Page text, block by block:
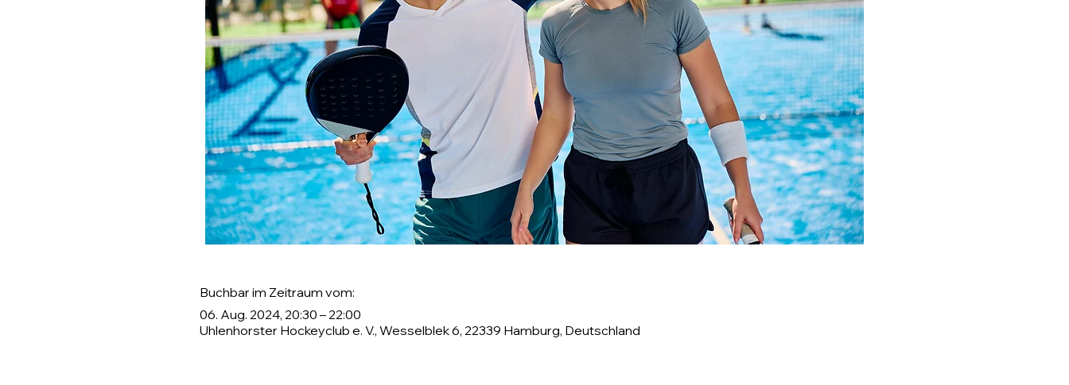
Buchbar im Zeitraum vom:
06. Aug. 2024, 20:30 – 22:00
Uhlenhorster Hockeyclub e. V., Wesselblek 6, 22339 Hamburg, Deutschland